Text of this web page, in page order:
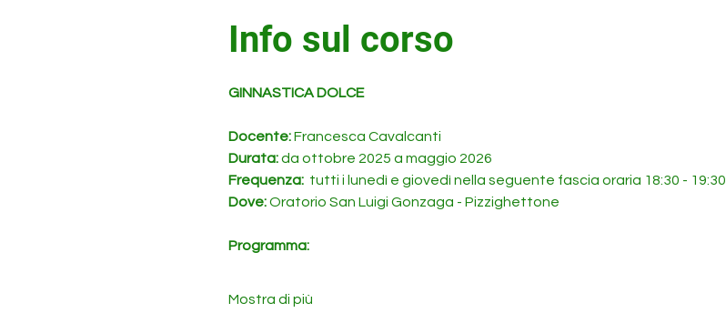
Info sul corso
GINNASTICA DOLCE
Docente: Francesca Cavalcanti
Durata: da ottobre 2025 a maggio 2026
Frequenza: tutti i lunedì e giovedì nella seguente fascia oraria 18:30 - 19:30
Dove: Oratorio San Luigi Gonzaga - Pizzighettone
Programma:
Mostra di più